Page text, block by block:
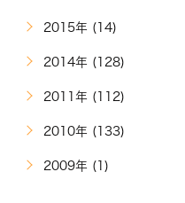
2015年 (14)
2014年 (128)
2011年 (112)
2010年 (133)
2009年 (1)